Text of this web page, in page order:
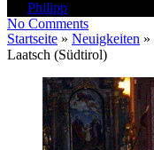
Philipp
No Comments
Startseite » Neuigkeiten »
Laatsch (Südtirol)